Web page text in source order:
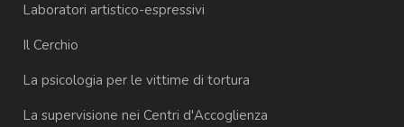
Laboratori artistico-espressivi
Il Cerchio
La psicologia per le vittime di tortura
La supervisione nei Centri d'Accoglienza